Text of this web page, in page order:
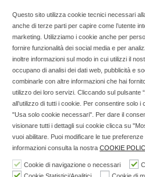
Copyright © 2025
professionisti della
Socialfarma.it è un marchio
Francesco, 19 - 73041 Carmiano
3276346536 Cell: 3297281965 -
302152 Iscritta al n° 1 del
di Lecce il 15/
Questo sito utilizza cookie tecnici necessari
anche di terze parti per capire come l’utente
marketing. Utilizziamo i cookie anche per
fornire funzionalità dei social media e per
inoltre informazioni sul modo in cui utilizzi il
occupano di analisi dei dati web, pubblicità e
combinarle con altre informazioni che hai
utilizzo dei loro servizi. Cliccando sul pulsante
all’utilizzo di tutti i cookie. Per consentire solo
"Usa solo cookie necessari". Per dare il
visionare tutti i dettagli sui cookie clicca su
vuoi abilitare. Puoi modificare le tue
informazioni consulta la nostra COOKIE
Cookie di navigazione o necessari